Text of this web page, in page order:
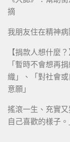
摘
我朋友住在精神
【捐款人想什麼
「暫時不會想再
織」、「對社會
意願」
搖滾一生、充實
自己喜歡的樣子。